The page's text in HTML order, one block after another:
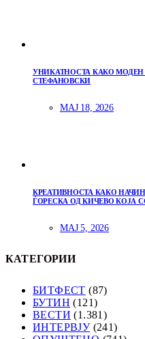
УНИКАТНОСТА КАКО МОДЕН
СТЕФАНОВСКИ
МАЈ 18, 2026
КРЕАТИВНОСТА КАКО
ЃОРЕСКА ОД КИЧЕВО КОЈА
МАЈ 5, 2026
КАТЕГОРИИ
БИТФЕСТ (87)
БУТИН (121)
ВЕСТИ (1.381)
ИНТЕРВЈУ(241)